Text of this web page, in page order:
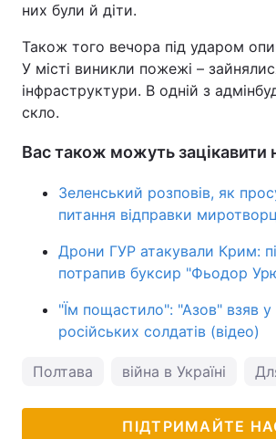
них були й діти.
Також того вечора під ударом
У місті виникли пожежі –
інфраструктури. В одній з
скло.
Вас також можуть зацікавити
Зеленський розповів, як
питання відправки
Дрони ГУР атакували Крим:
потрапив буксир "Фьодор
"Їм пощастило": "Азов" взяв
російських солдатів (відео)
Полтава війна в Україні
ПІДТРИМАЙТЕ